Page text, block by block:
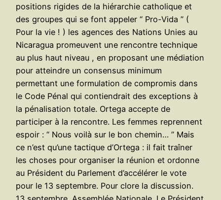
positions rigides de la hiérarchie catholique et
des groupes qui se font appeler “ Pro-Vida ” (
Pour la vie ! ) les agences des Nations Unies au
Nicaragua promeuvent une rencontre technique
au plus haut niveau , en proposant une médiation
pour atteindre un consensus minimum
permettant une formulation de compromis dans
le Code Pénal qui contiendrait des exceptions à
la pénalisation totale. Ortega accepte de
participer à la rencontre. Les femmes reprennent
espoir : “ Nous voilà sur le bon chemin… ” Mais
ce n’est qu’une tactique d’Ortega : il fait traîner
les choses pour organiser la réunion et ordonne
au Président du Parlement d’accélérer le vote
pour le 13 septembre. Pour clore la discussion.